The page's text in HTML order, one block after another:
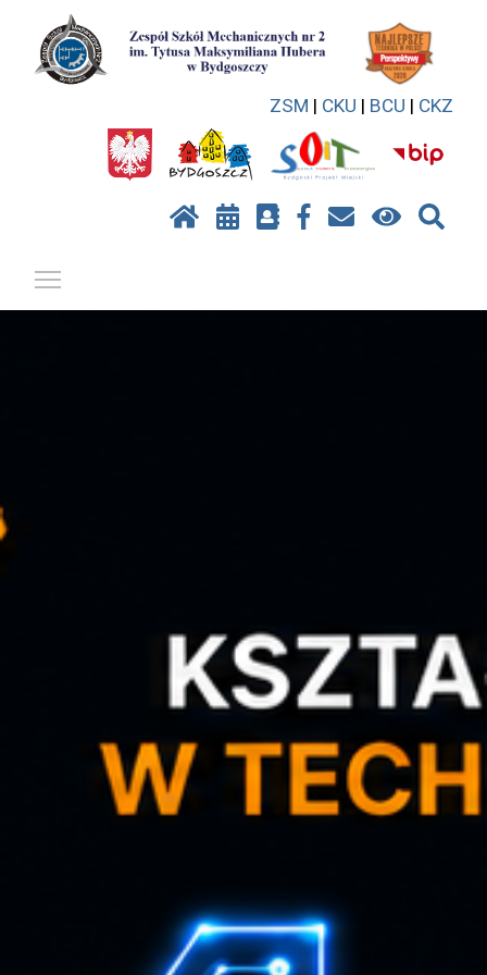
ZSM | CKU | BCU | CKZ